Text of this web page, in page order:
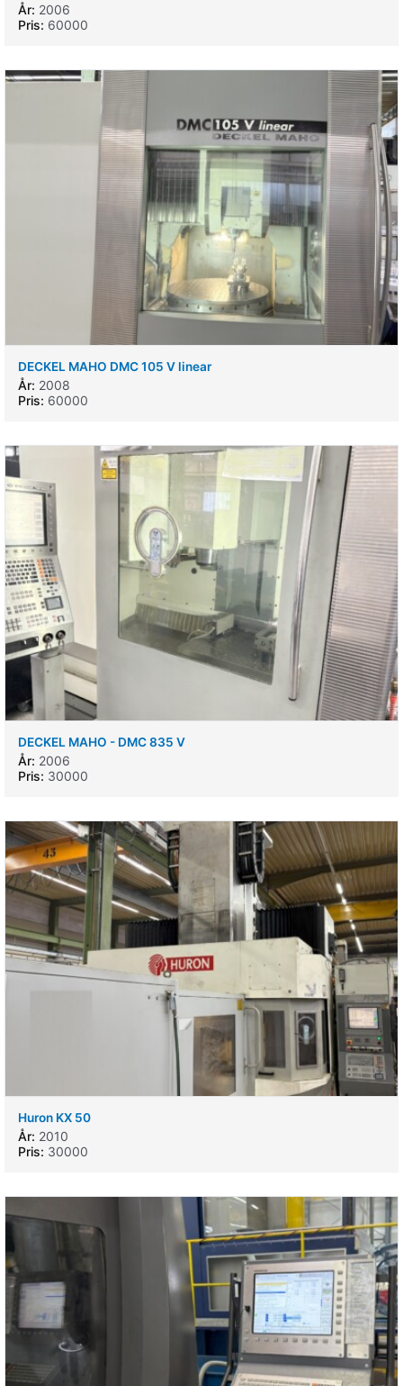
År: 2006
Pris: 60000
DECKEL MAHO DMC 105 V linear
År: 2008
Pris: 60000
DECKEL MAHO - DMC 835 V
År: 2006
Pris: 30000
Huron KX 50
År: 2010
Pris: 30000